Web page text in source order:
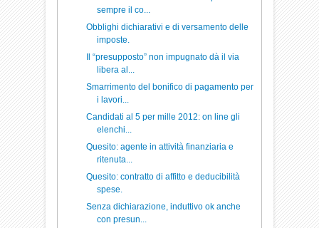
sempre il co...
Obblighi dichiarativi e di versamento delle
imposte.
Il “presupposto” non impugnato dà il via
libera al...
Smarrimento del bonifico di pagamento per
i lavori...
Candidati al 5 per mille 2012: on line gli
elenchi...
Quesito: agente in attività finanziaria e
ritenuta...
Quesito: contratto di affitto e deducibilità
spese.
Senza dichiarazione, induttivo ok anche
con presun...